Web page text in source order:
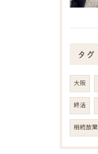
タグ
大阪
終活
相続放棄